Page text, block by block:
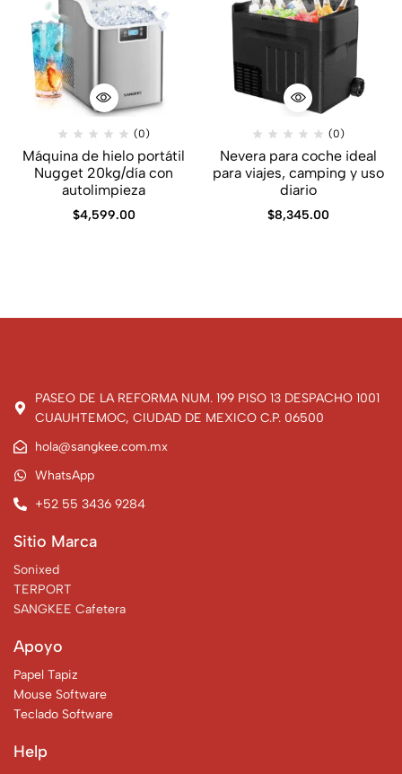
(0)
Máquina de hielo portátil
Nugget 20kg/día con
autolimpieza
$4,599.00
(0)
Nevera para coche ideal
para viajes, camping y uso
diario
$8,345.00
PASEO DE LA REFORMA NUM. 199 PISO 13 DESPACHO 1001
CUAUHTEMOC, CIUDAD DE MEXICO C.P. 06500
hola@sangkee.com.mx
WhatsApp
+52 55 3436 9284
Sitio Marca
Sonixed
TERPORT
SANGKEE Cafetera
Apoyo
Papel Tapiz
Mouse Software
Teclado Software
Help